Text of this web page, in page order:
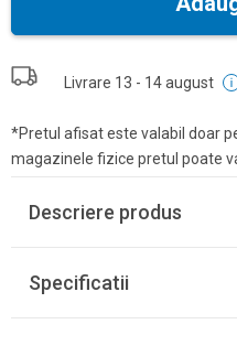
Livrare 13 - 14 august
*Pretul afisat este valabil doar
magazinele fizice pretul poate
Descriere produs
Specificatii